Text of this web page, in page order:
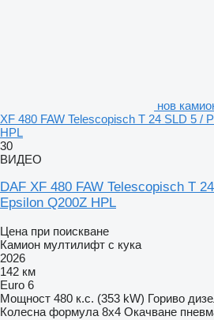
нов
XF 480 FAW Telescopisch T 24 SLD 5 /
HPL
30
ВИДЕО
DAF XF 480 FAW Telescopisch T
Epsilon Q200Z HPL
Цена при поискване
Камион мултилифт с кука
2026
142 км
Euro 6
Мощност 480 к.с. (353 kW) Гориво
Колесна формула 8x4 Окачване